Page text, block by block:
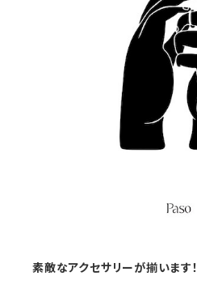
素敵なアクセサリーが揃います！